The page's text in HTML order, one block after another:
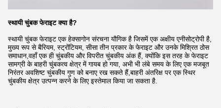
स्थायी चुंबक फेराइट क्या है?
स्थायी चुंबक फेराइट एक हेक्सागोन संरचना यौगिक है जिसमें एक अक्षीय एनीसोट्रोपी है,
मुख्य रूप से बैरियम, स्ट्रोंटियम, सीसा तीन प्रकार के फेराइट और उनके मिश्रित ठोस
समाधान,वहाँ एक ही चुंबकीय और विपरीत चुंबकीय अंक हैं, क्योंकि इस तरह के फेराइट
सामग्री के बाहरी चुंबकत्व क्षेत्र में गायब हो गया, अभी भी लंबे समय के लिए एक मजबूत
निरंतर अवशिष्ट चुंबकीय गुण को बनाए रख सकते हैं,बाहरी अंतरिक्ष पर एक स्थिर
चुंबकीय क्षेत्र उत्पन्न करने के लिए इस्तेमाल किया जा सकता है.